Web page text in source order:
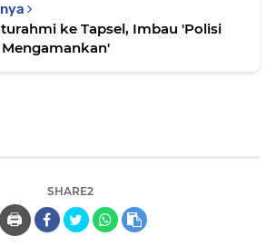
ke Tapsel, Imbau 'Polisi
SHARE2
🖨️